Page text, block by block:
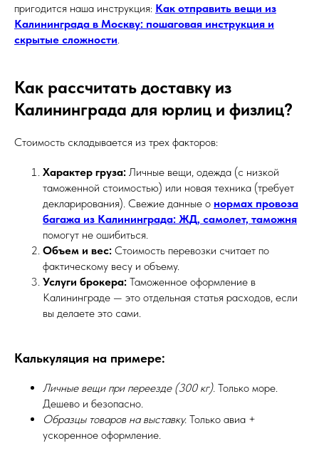
пригодится наша инструкция: Как отправить вещи из
Калининграда в Москву: пошаговая инструкция и
скрытые сложности.
Как рассчитать доставку из
Калининграда для юрлиц и физлиц?
Стоимость складывается из трех факторов:
Характер груза: Личные вещи, одежда (с низкой
таможенной стоимостью) или новая техника (требует
декларирования). Свежие данные о нормах провоза
багажа из Калининграда: ЖД, самолет, таможня
помогут не ошибиться.
Объем и вес: Стоимость перевозки считает по
фактическому весу и объему.
Услуги брокера: Таможенное оформление в
Калининграде — это отдельная статья расходов, если
вы делаете это сами.
Калькуляция на примере:
Личные вещи при переезде (300 кг). Только море.
Дешево и безопасно.
Образцы товаров на выставку. Только авиа +
ускоренное оформление.